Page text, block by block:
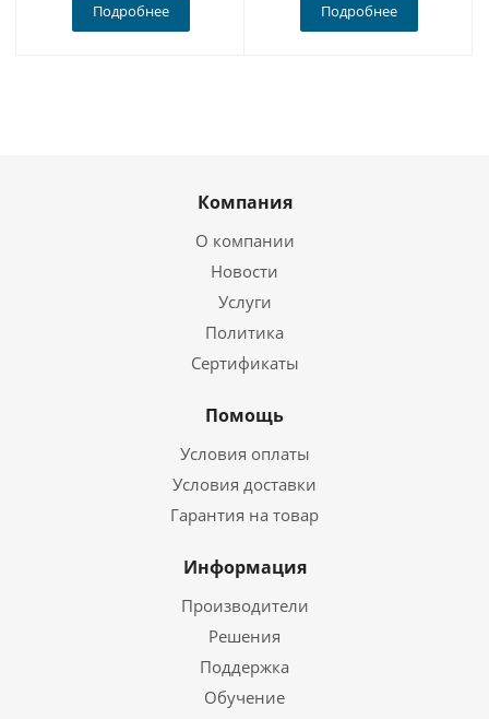
Подробнее Подробнее
Компания
О компании
Новости
Услуги
Политика
Сертификаты
Помощь
Условия оплаты
Условия доставки
Гарантия на товар
Информация
Производители
Решения
Поддержка
Обучение